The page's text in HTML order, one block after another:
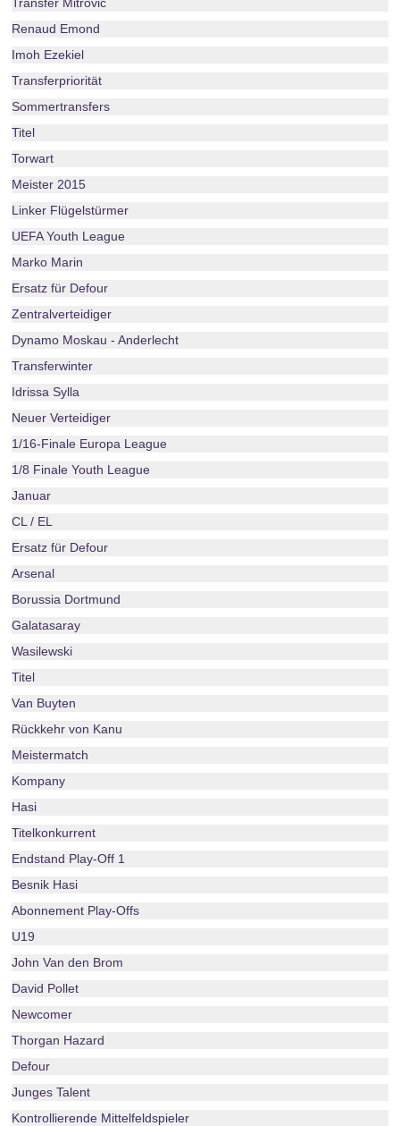
Renaud Emond
Imoh Ezekiel
Transferpriorität
Sommertransfers
Titel
Torwart
Meister 2015
Linker Flügelstürmer
UEFA Youth League
Marko Marin
Ersatz für Defour
Zentralverteidiger
Dynamo Moskau - Anderlecht
Transferwinter
Idrissa Sylla
Neuer Verteidiger
1/16-Finale Europa League
1/8 Finale Youth League
Januar
CL / EL
Ersatz für Defour
Arsenal
Borussia Dortmund
Galatasaray
Wasilewski
Titel
Van Buyten
Rückkehr von Kanu
Meistermatch
Kompany
Hasi
Titelkonkurrent
Endstand Play-Off 1
Besnik Hasi
Abonnement Play-Offs
U19
John Van den Brom
David Pollet
Newcomer
Thorgan Hazard
Defour
Junges Talent
Kontrollierende Mittelfeldspieler